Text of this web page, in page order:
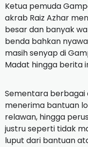
Ketua pemuda
akrab Raiz Azhar
besar dan banyak
benda bahkan
masih senyap di
Madat hingga berita
Sementara berbagai
menerima bantuan
relawan, hingga
justru seperti tidak
luput dari bantuan